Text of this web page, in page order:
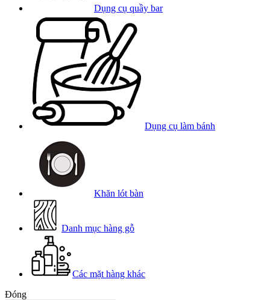
Dụng cụ quầy bar
Dụng cụ làm bánh
Khăn lót bàn
Danh mục hàng gỗ
Các mặt hàng khác
Đóng